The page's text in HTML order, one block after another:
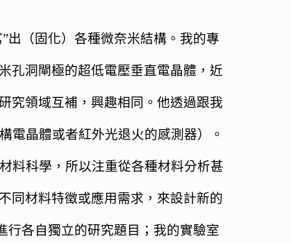
出（固化）各種微奈米結構。我的專
孔洞閘極的超低電壓垂直電晶體，近
究領域互補，興趣相同。他透過跟我
電晶體或者紅外光退火的感測器）。
料科學，所以注重從各種材料分析甚
同材料特徵或應用需求，來設計新的
行各自獨立的研究題目；我的實驗室